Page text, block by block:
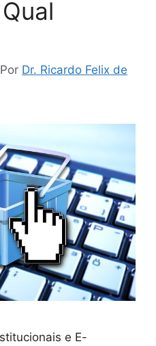
Por Dr. Ricardo Felix de
e E-